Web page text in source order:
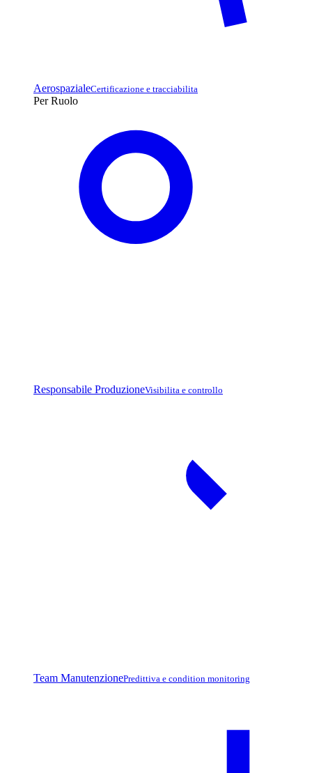
AerospazialeCertificazione e tracciabilita
Per Ruolo
Responsabile ProduzioneVisibilita e controllo
Team ManutenzionePredittiva e condition monitoring